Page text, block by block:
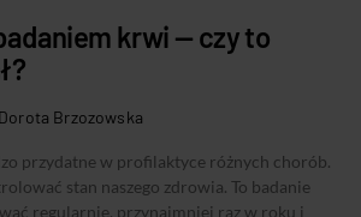
krwi — czy to
Dorota Brzozowska
przydatne w profilaktyce różnych chorób.
stan naszego zdrowia. To badanie
regularnie, przynajmniej raz w roku i